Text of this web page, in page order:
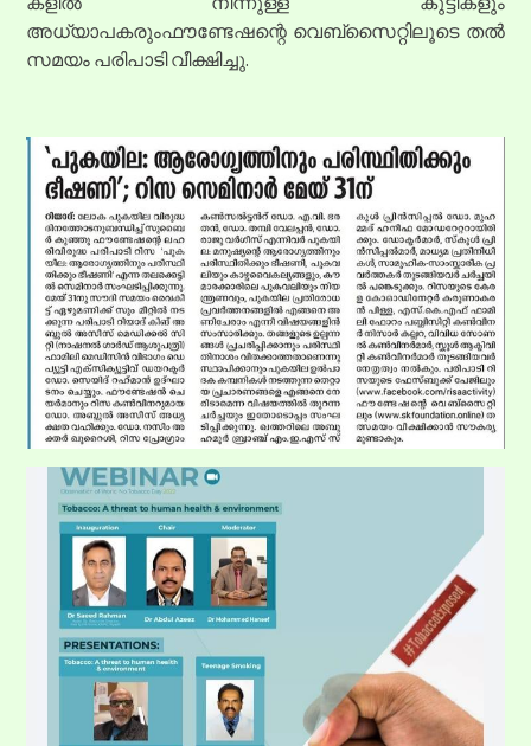
അധ്യാപകരുംഫൗണ്ടേഷന്റെ വെബ്സൈറ്റിലൂടെ തൽ
സമയം പരിപാടി വീക്ഷിച്ചു.